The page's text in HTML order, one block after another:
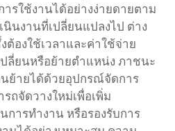
รใช้งานได้อย่างง่ายดายตาม
นินงานที่เปลี่ยนแปลงไป ต่าง
ต้องใช้เวลาและค่าใช้จ่าย
ลี่ยนหรือย้ายตำแหน่ง ภาชนะ
ย้ายได้ด้วยอุปกรณ์จัดการ
ถจัดวางใหม่เพื่อเพิ่ม
การทำงาน หรือรองรับการ